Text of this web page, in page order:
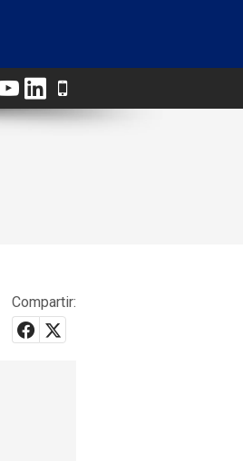
Compartir: